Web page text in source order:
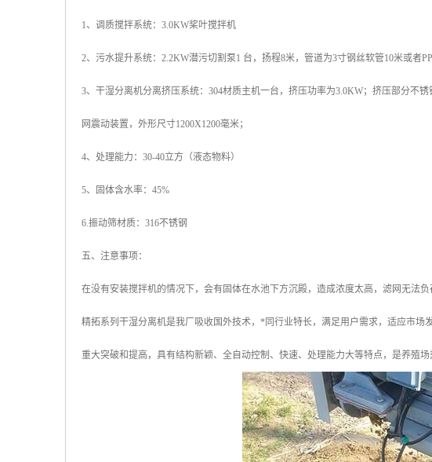
1、调质搅拌系统：3.0KW桨叶搅拌机
2、污水提升系统：2.2KW潜污切割泵1 台，扬程8米，管道为3寸钢丝软管10米或者
3、干湿分离机分离挤压系统：304材质主机一台，挤压功率为3.0KW；挤压部分不
网震动装置，外形尺寸1200X1200毫米；
4、处理能力：30-40立方（液态物料）
5、固体含水率：45%
6.振动筛材质：316不锈钢
五、注意事项：
在没有安装搅拌机的情况下，会有固体在水池下方沉殿，造成浓度太高，滤网无法
精拓系列干湿分离机是我厂吸收国外技术，*同行业特长，满足用户需求，适应市
重大突破和提高，具有结构新颖、全自动控制、快速、处理能力大等特点，是养殖